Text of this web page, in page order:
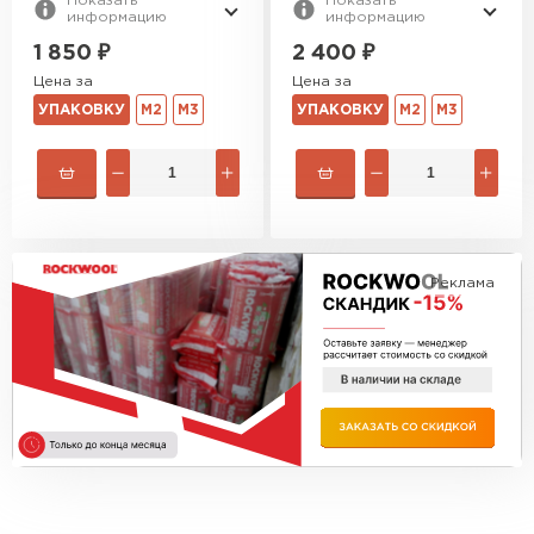
информацию
1 850 ₽
Цена за
УПАКОВКУ М2 М3
информацию
2 400 ₽
Цена за
УПАКОВКУ М2 М3
Реклама
Утеплитель Изотек
Утеплитель Hotrock
ПЕРЕЙТИ
Утеплитель Xotpipe
ПЕРЕЙТИ
Утеплитель Теплекс
Утеплитель Дирок
Утеплитель Белтеп